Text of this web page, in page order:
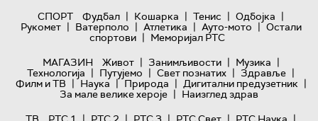
СПОРТ
Фудбал | Кошарка | Тенис | Одбојка |
Рукомет | Ватерполо | Атлетика | Ауто-мото | Остали
спортови | Меморијал РТС
МАГАЗИН
Живот | Занимљивости | Музика |
Технологијa | Путујемо | Свет познатих | Здравље |
Филм и ТВ | Наука | Природа | Дигитални предузетник |
За мале велике хероје | Наизглед здрав